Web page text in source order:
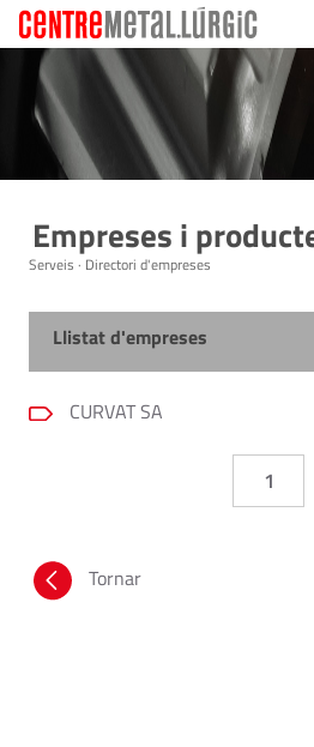
Empreses i
Serveis · Directori d'empreses
Llistat d'empreses
CURVAT SA
1
Tornar